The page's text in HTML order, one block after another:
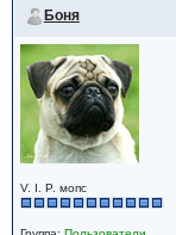
Боня
V. I. P. мопс